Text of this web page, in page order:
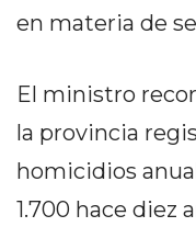
DE
COLÓN
(BUENOS
AIRES)
en materia de
El ministro
la provincia
homicidios
1.700 hace diez